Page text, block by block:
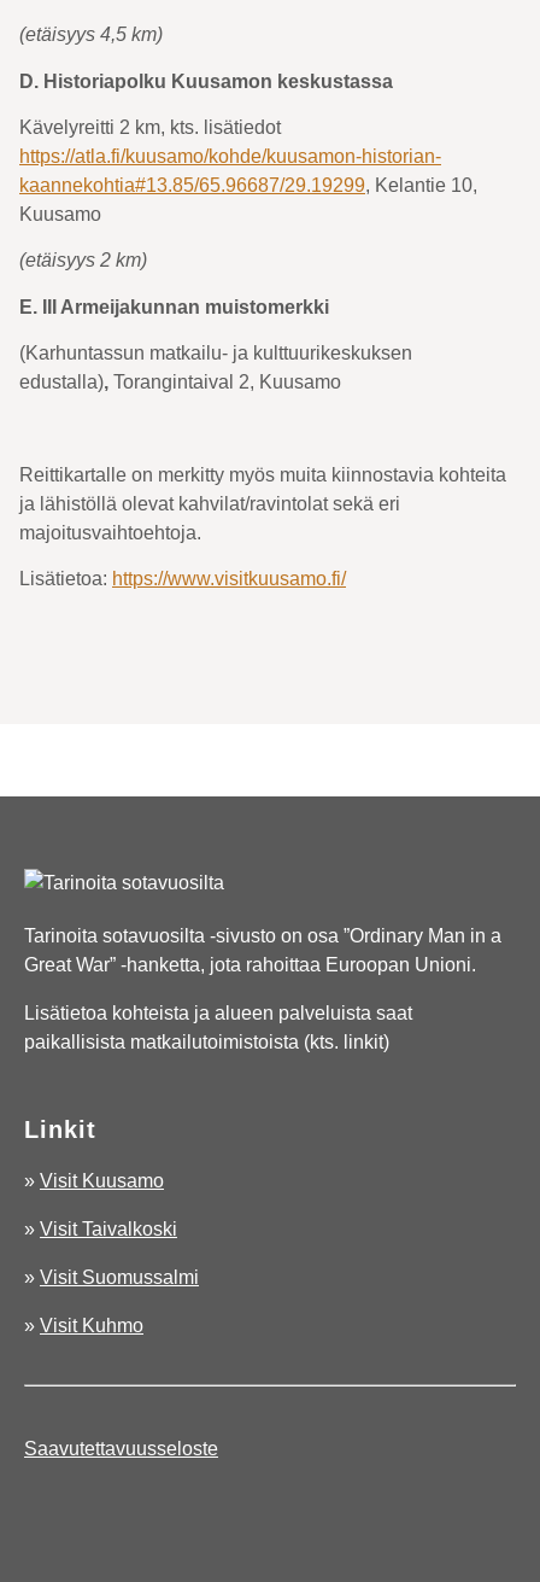
(etäisyys 4,5 km)
D. Historiapolku Kuusamon keskustassa
Kävelyreitti 2 km, kts. lisätiedot
https://atla.fi/kuusamo/kohde/kuusamon-historian-
kaannekohtia#13.85/65.96687/29.19299, Kelantie 10,
Kuusamo
(etäisyys 2 km)
E. III Armeijakunnan muistomerkki
(Karhuntassun matkailu- ja kulttuurikeskuksen
edustalla), Torangintaival 2, Kuusamo
Reittikartalle on merkitty myös muita kiinnostavia kohteita
ja lähistöllä olevat kahvilat/ravintolat sekä eri
majoitusvaihtoehtoja.
Lisätietoa: https://www.visitkuusamo.fi/
Tarinoita sotavuosilta -sivusto on osa ”Ordinary Man in a
Great War” -hanketta, jota rahoittaa Euroopan Unioni.
Lisätietoa kohteista ja alueen palveluista saat
paikallisista matkailutoimistoista (kts. linkit)
Linkit
» Visit Kuusamo
» Visit Taivalkoski
» Visit Suomussalmi
» Visit Kuhmo
Saavutettavuusseloste